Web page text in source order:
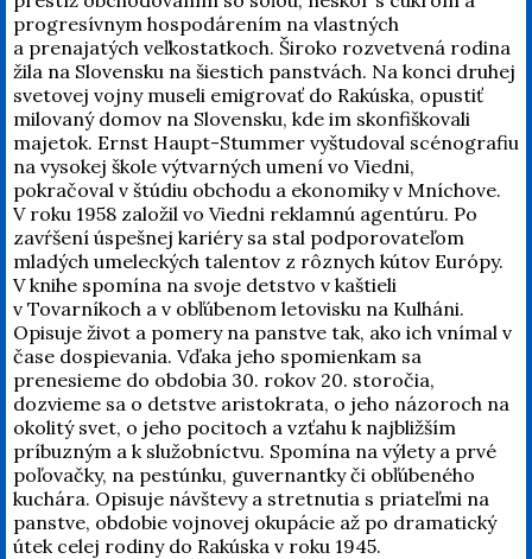
progresívnym hospodárením na vlastných
a prenajatých veľkostatkoch. Široko rozvetvená rodina
žila na Slovensku na šiestich panstvách. Na konci druhej
svetovej vojny museli emigrovať do Rakúska, opustiť
milovaný domov na Slovensku, kde im skonfiškovali
majetok. Ernst Haupt-Stummer vyštudoval scénografiu
na vysokej škole výtvarných umení vo Viedni,
pokračoval v štúdiu obchodu a ekonomiky v Mníchove.
V roku 1958 založil vo Viedni reklamnú agentúru. Po
zavŕšení úspešnej kariéry sa stal podporovateľom
mladých umeleckých talentov z rôznych kútov Európy.
V knihe spomína na svoje detstvo v kaštieli
v Tovarníkoch a v obľúbenom letovisku na Kulháni.
Opisuje život a pomery na panstve tak, ako ich vnímal v
čase dospievania. Vďaka jeho spomienkam sa
prenesieme do obdobia 30. rokov 20. storočia,
dozvieme sa o detstve aristokrata, o jeho názoroch na
okolitý svet, o jeho pocitoch a vzťahu k najbližším
príbuzným a k služobníctvu. Spomína na výlety a prvé
poľovačky, na pestúnku, guvernantky či obľúbeného
kuchára. Opisuje návštevy a stretnutia s priateľmi na
panstve, obdobie vojnovej okupácie až po dramatický
útek celej rodiny do Rakúska v roku 1945.